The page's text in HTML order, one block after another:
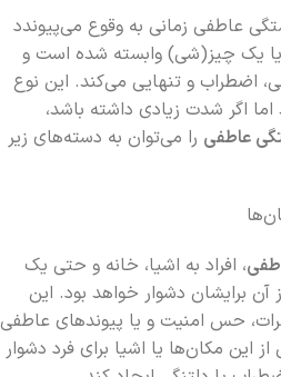
عاطفی زمانی به وقوع می‌پیوندد
یک چیز(شی) وابسته شده است و
اضطراب و تنهایی می‌کند. این نوع
اگر شدت زیادی داشته باشد،
عاطفی را می‌توان به دسته‌های زیر
، افراد به اشیا، خانه و حتی یک
برایشان دشوار خواهد بود. این
حس امنیت و یا پیوندهای عاطفی
این مکان‌ها یا اشیا برای فرد دشوار